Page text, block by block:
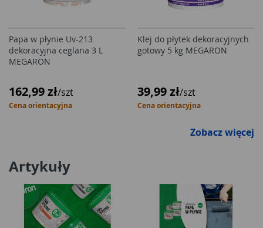
Papa w płynie Uv-213
dekoracyjna ceglana 3 L
MEGARON
162,99 zł/szt
Cena orientacyjna
Klej do płytek dekoracyjnych
gotowy 5 kg MEGARON
39,99 zł/szt
Cena orientacyjna
Zobacz więcej
Artykuły